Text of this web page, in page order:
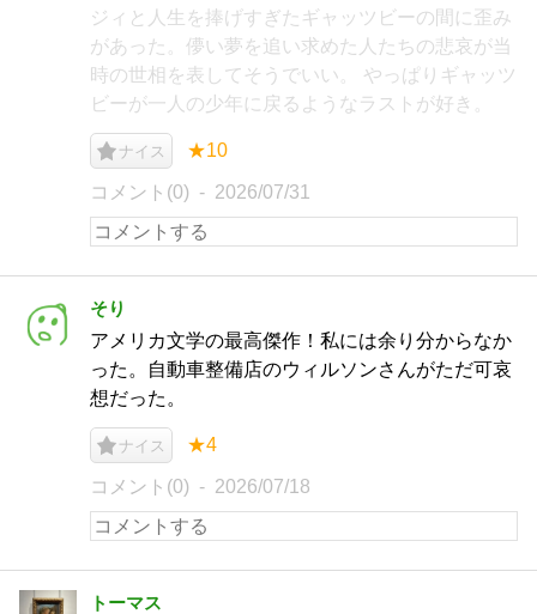
ジィと人生を捧げすぎたギャッツビーの間に歪み
があった。儚い夢を追い求めた人たちの悲哀が当
時の世相を表してそうでいい。 やっぱりギャッツ
ビーが一人の少年に戻るようなラストが好き。
ナイス ★10
コメント(0) 2026/07/31
そり
アメリカ文学の最高傑作！私には余り分からなか
った。自動車整備店のウィルソンさんがただ可哀
想だった。
ナイス ★4
コメント(0) 2026/07/18
トーマス